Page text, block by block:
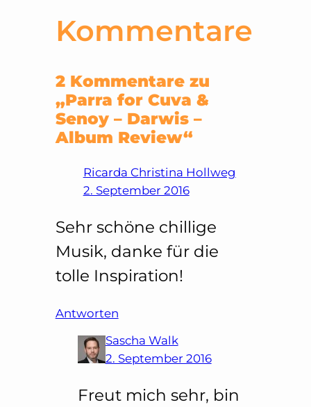
Kommentare
2 Kommentare zu
„Parra for Cuva &
Senoy – Darwis –
Album Review“
Ricarda Christina Hollweg
2. September 2016
Sehr schöne chillige
Musik, danke für die
tolle Inspiration!
Antworten
Sascha Walk
2. September 2016
Freut mich sehr, bin